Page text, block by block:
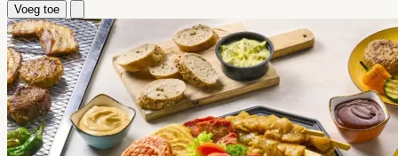
Voeg toe